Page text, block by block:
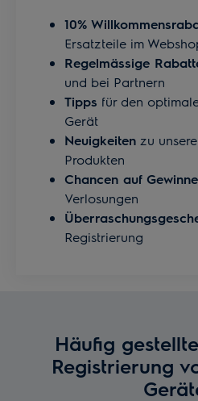
10%
Ersatzteile im
Regelmässige
und bei Partnern
Tipps für den
Gerät
Neuigkeiten zu
Produkten
Chancen auf Gewinne
Verlosungen
Registrierung
Häufig
Registrierung